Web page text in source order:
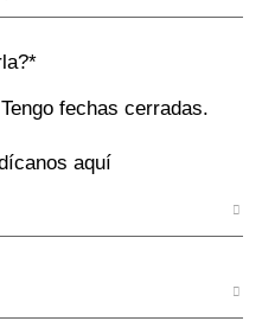
fechas cerradas.
aquí